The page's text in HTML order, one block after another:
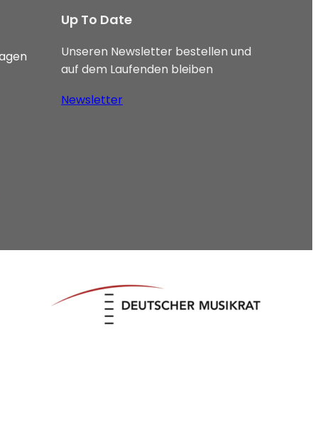
Up To Date
Unseren Newsletter bestellen und
auf dem Laufenden bleiben
Newsletter